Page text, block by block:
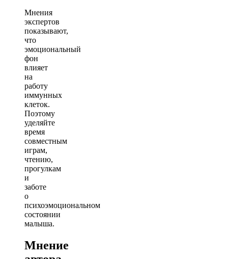
Мнения
экспертов
показывают,
что
эмоциональный
фон
влияет
на
работу
иммунных
клеток.
Поэтому
уделяйте
время
совместным
играм,
чтению,
прогулкам
и
заботе
о
психоэмоциональном
состоянии
малыша.
Мнение